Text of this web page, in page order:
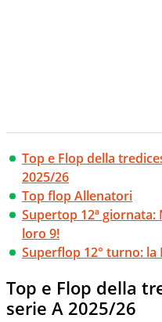
Top e Flop della
2025/26
Top flop Allenatori
Supertop 12ª giornata:
loro 9!
Superflop 12° turno:
Top e Flop della
serie A 2025/26